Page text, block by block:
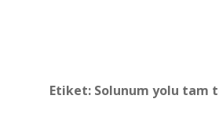
Etiket: Solunum yolu tam